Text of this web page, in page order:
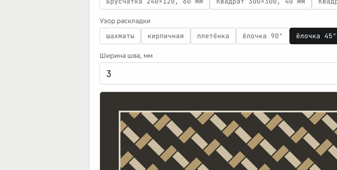
Узор раскладки
шахматы кирпичная плетёнка ёлочка 90° ёлочка 45°
Ширина шва, мм